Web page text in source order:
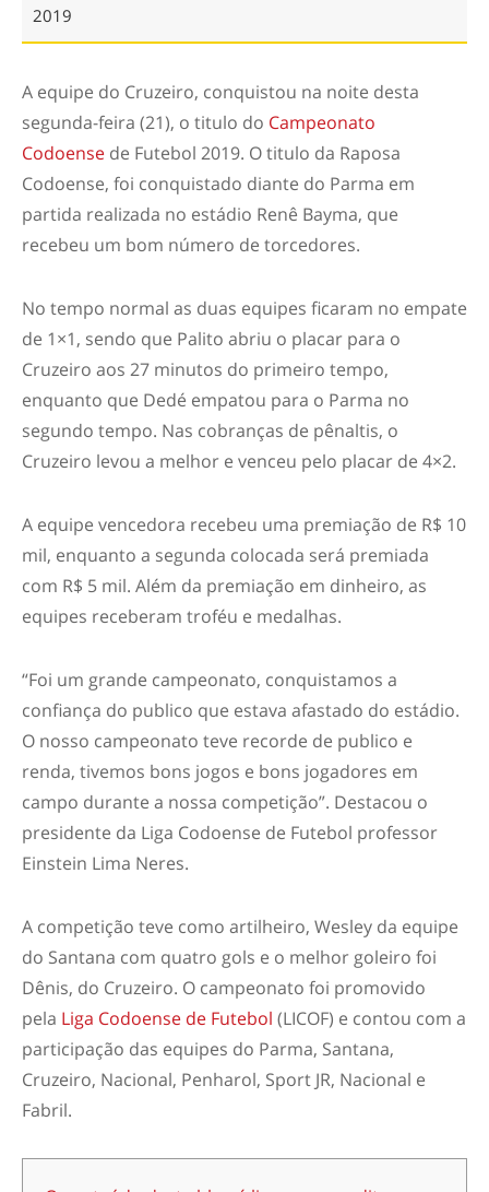
2019
A equipe do Cruzeiro, conquistou na noite desta
segunda-feira (21), o titulo do Campeonato
Codoense de Futebol 2019. O titulo da Raposa
Codoense, foi conquistado diante do Parma em
partida realizada no estádio Renê Bayma, que
recebeu um bom número de torcedores.
No tempo normal as duas equipes ficaram no empate
de 1×1, sendo que Palito abriu o placar para o
Cruzeiro aos 27 minutos do primeiro tempo,
enquanto que Dedé empatou para o Parma no
segundo tempo. Nas cobranças de pênaltis, o
Cruzeiro levou a melhor e venceu pelo placar de 4×2.
A equipe vencedora recebeu uma premiação de R$ 10
mil, enquanto a segunda colocada será premiada
com R$ 5 mil. Além da premiação em dinheiro, as
equipes receberam troféu e medalhas.
“Foi um grande campeonato, conquistamos a
confiança do publico que estava afastado do estádio.
O nosso campeonato teve recorde de publico e
renda, tivemos bons jogos e bons jogadores em
campo durante a nossa competição”. Destacou o
presidente da Liga Codoense de Futebol professor
Einstein Lima Neres.
A competição teve como artilheiro, Wesley da equipe
do Santana com quatro gols e o melhor goleiro foi
Dênis, do Cruzeiro. O campeonato foi promovido
pela Liga Codoense de Futebol (LICOF) e contou com a
participação das equipes do Parma, Santana,
Cruzeiro, Nacional, Penharol, Sport JR, Nacional e
Fabril.